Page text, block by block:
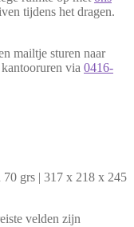
tijdens het dragen.
mailtje sturen naar
via 0416-
70 grs | 317 x 218 x 245
velden zijn